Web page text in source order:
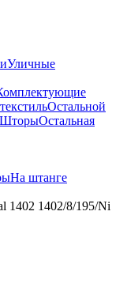
Уличные
Остальной
ШторыОстальная
На штанге
1402 1402/8/195/Ni